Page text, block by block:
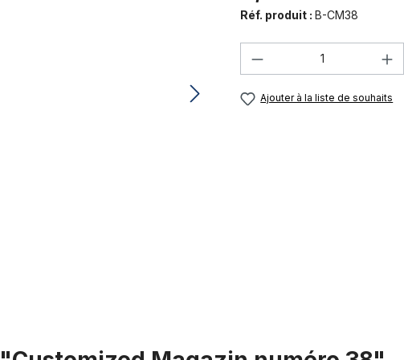
Réf. produit : B-CM38
Quantité de
Ajouter à la liste de souhaits